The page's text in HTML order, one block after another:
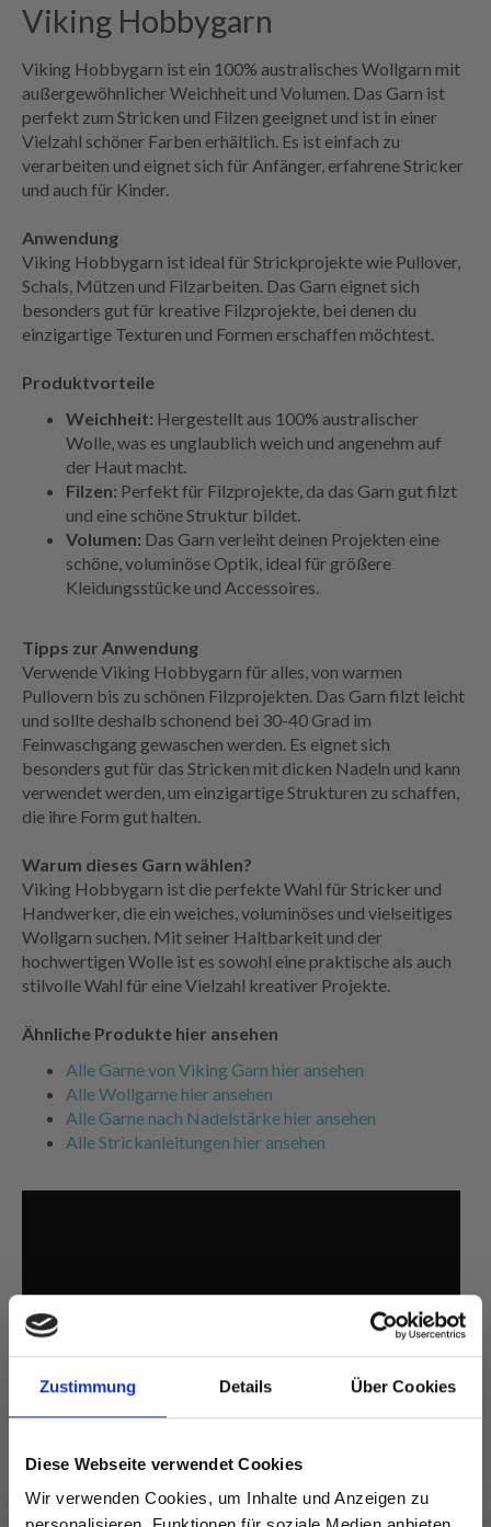
Zustimmung Details Über Cookies
Diese Webseite verwendet Cookies
Wir verwenden Cookies, um Inhalte und Anzeigen zu
Viking Hobbygarn
Viking Hobbygarn ist ein 100% australisches Wollgarn mit
außergewöhnlicher Weichheit und Volumen. Das Garn ist
perfekt zum Stricken und Filzen geeignet und ist in einer
Vielzahl schöner Farben erhältlich. Es ist einfach zu
verarbeiten und eignet sich für Anfänger, erfahrene Stricker
und auch für Kinder.
Anwendung
Viking Hobbygarn ist ideal für Strickprojekte wie Pullover,
Schals, Mützen und Filzarbeiten. Das Garn eignet sich
besonders gut für kreative Filzprojekte, bei denen du
einzigartige Texturen und Formen erschaffen möchtest.
Produktvorteile
Weichheit: Hergestellt aus 100% australischer
Wolle, was es unglaublich weich und angenehm auf
der Haut macht.
Filzen: Perfekt für Filzprojekte, da das Garn gut filzt
und eine schöne Struktur bildet.
Volumen: Das Garn verleiht deinen Projekten eine
schöne, voluminöse Optik, ideal für größere
Kleidungsstücke und Accessoires.
Tipps zur Anwendung
Verwende Viking Hobbygarn für alles, von warmen
Pullovern bis zu schönen Filzprojekten. Das Garn filzt leicht
und sollte deshalb schonend bei 30-40 Grad im
Feinwaschgang gewaschen werden. Es eignet sich
besonders gut für das Stricken mit dicken Nadeln und kann
verwendet werden, um einzigartige Strukturen zu schaffen,
die ihre Form gut halten.
Warum dieses Garn wählen?
Viking Hobbygarn ist die perfekte Wahl für Stricker und
Handwerker, die ein weiches, voluminöses und vielseitiges
Wollgarn suchen. Mit seiner Haltbarkeit und der
hochwertigen Wolle ist es sowohl eine praktische als auch
stilvolle Wahl für eine Vielzahl kreativer Projekte.
Ähnliche Produkte hier ansehen
Alle Garne von Viking Garn hier ansehen
Alle Wollgarne hier ansehen
Alle Garne nach Nadelstärke hier ansehen
Alle Strickanleitungen hier ansehen